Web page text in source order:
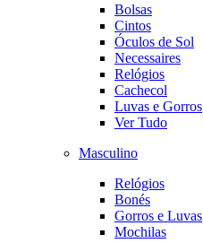
Bolsas
Cintos
Óculos de Sol
Necessaires
Relógios
Cachecol
Luvas e Gorros
Ver Tudo
Masculino
Relógios
Bonés
Gorros e Luvas
Mochilas